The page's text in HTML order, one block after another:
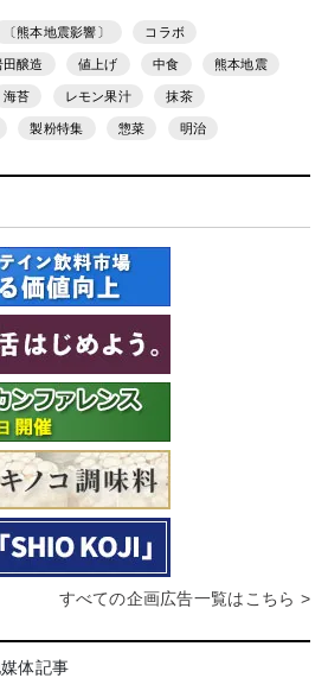
〔熊本地震影響〕 コラボ
田醸造 値上げ 中食 熊本地震
海苔 レモン果汁 抹茶
製粉特集 惣菜 明治
すべての企画広告一覧はこちら >
体記事